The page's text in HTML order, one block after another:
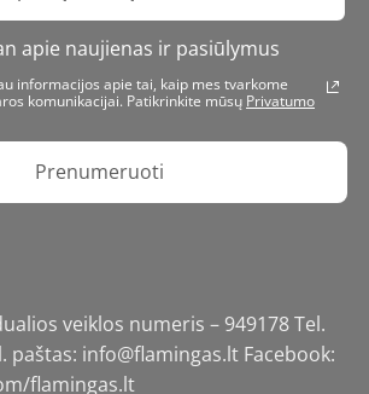
apie naujienas ir pasiūlymus
informacijos apie tai, kaip mes tvarkome
komunikacijai. Patikrinkite mūsų Privatumo
Prenumeruoti
veiklos numeris – 949178 Tel.
paštas: info@flamingas.lt Facebook:
flamingas.lt